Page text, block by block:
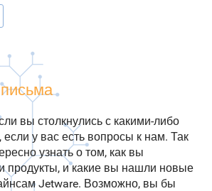
вы столкнулись с какими-либо
у вас есть вопросы к нам. Так
узнать о том, как вы
продукты, и какие вы нашли новые
Jetware. Возможно, вы бы